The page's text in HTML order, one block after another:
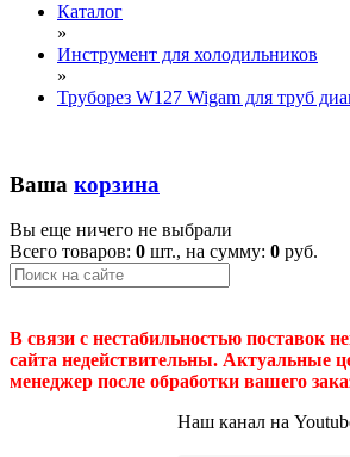
Каталог
»
Инструмент для холодильников
»
Труборез W127 Wigam для труб
Ваша корзина
Вы еще ничего не выбрали
Всего товаров: 0 шт., на сумму: 0 руб.
В связи с нестабильностью поставок
сайта недействительны. Актуальные
менеджер после обработки вашего
Наш канал на